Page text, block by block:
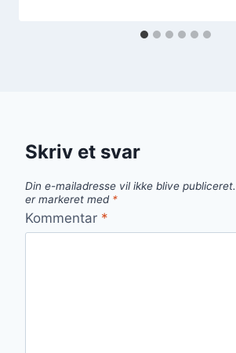
Skriv et svar
Din e-mailadresse vil ikke blive publiceret.
er markeret med *
Kommentar *